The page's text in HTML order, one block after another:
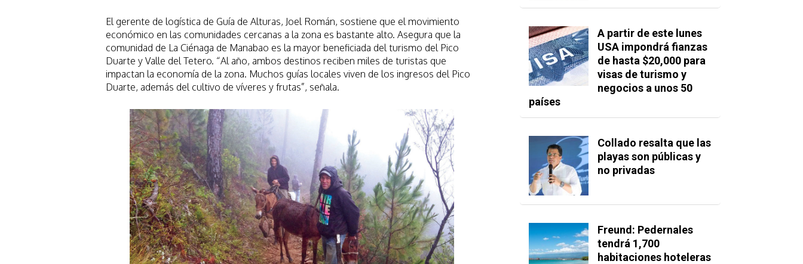
El gerente de logística de Guía de Alturas, Joel Román, sostiene que el movimiento
económico en las comunidades cercanas a la zona es bastante alto. Asegura que la
comunidad de La Ciénaga de Manabao es la mayor beneficiada del turismo del Pico
Duarte y Valle del Tetero. “Al año, ambos destinos reciben miles de turistas que
impactan la economía de la zona. Muchos guías locales viven de los ingresos del Pico
Duarte, además del cultivo de víveres y frutas”, señala.
A partir de este lunes
USA impondrá fianzas
de hasta $20,000 para
visas de turismo y
negocios a unos 50
países
Collado resalta que las
playas son públicas y
no privadas
Freund: Pedernales
tendrá 1,700
habitaciones hoteleras